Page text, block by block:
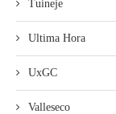
Tuineje
Ultima Hora
UxGC
Valleseco